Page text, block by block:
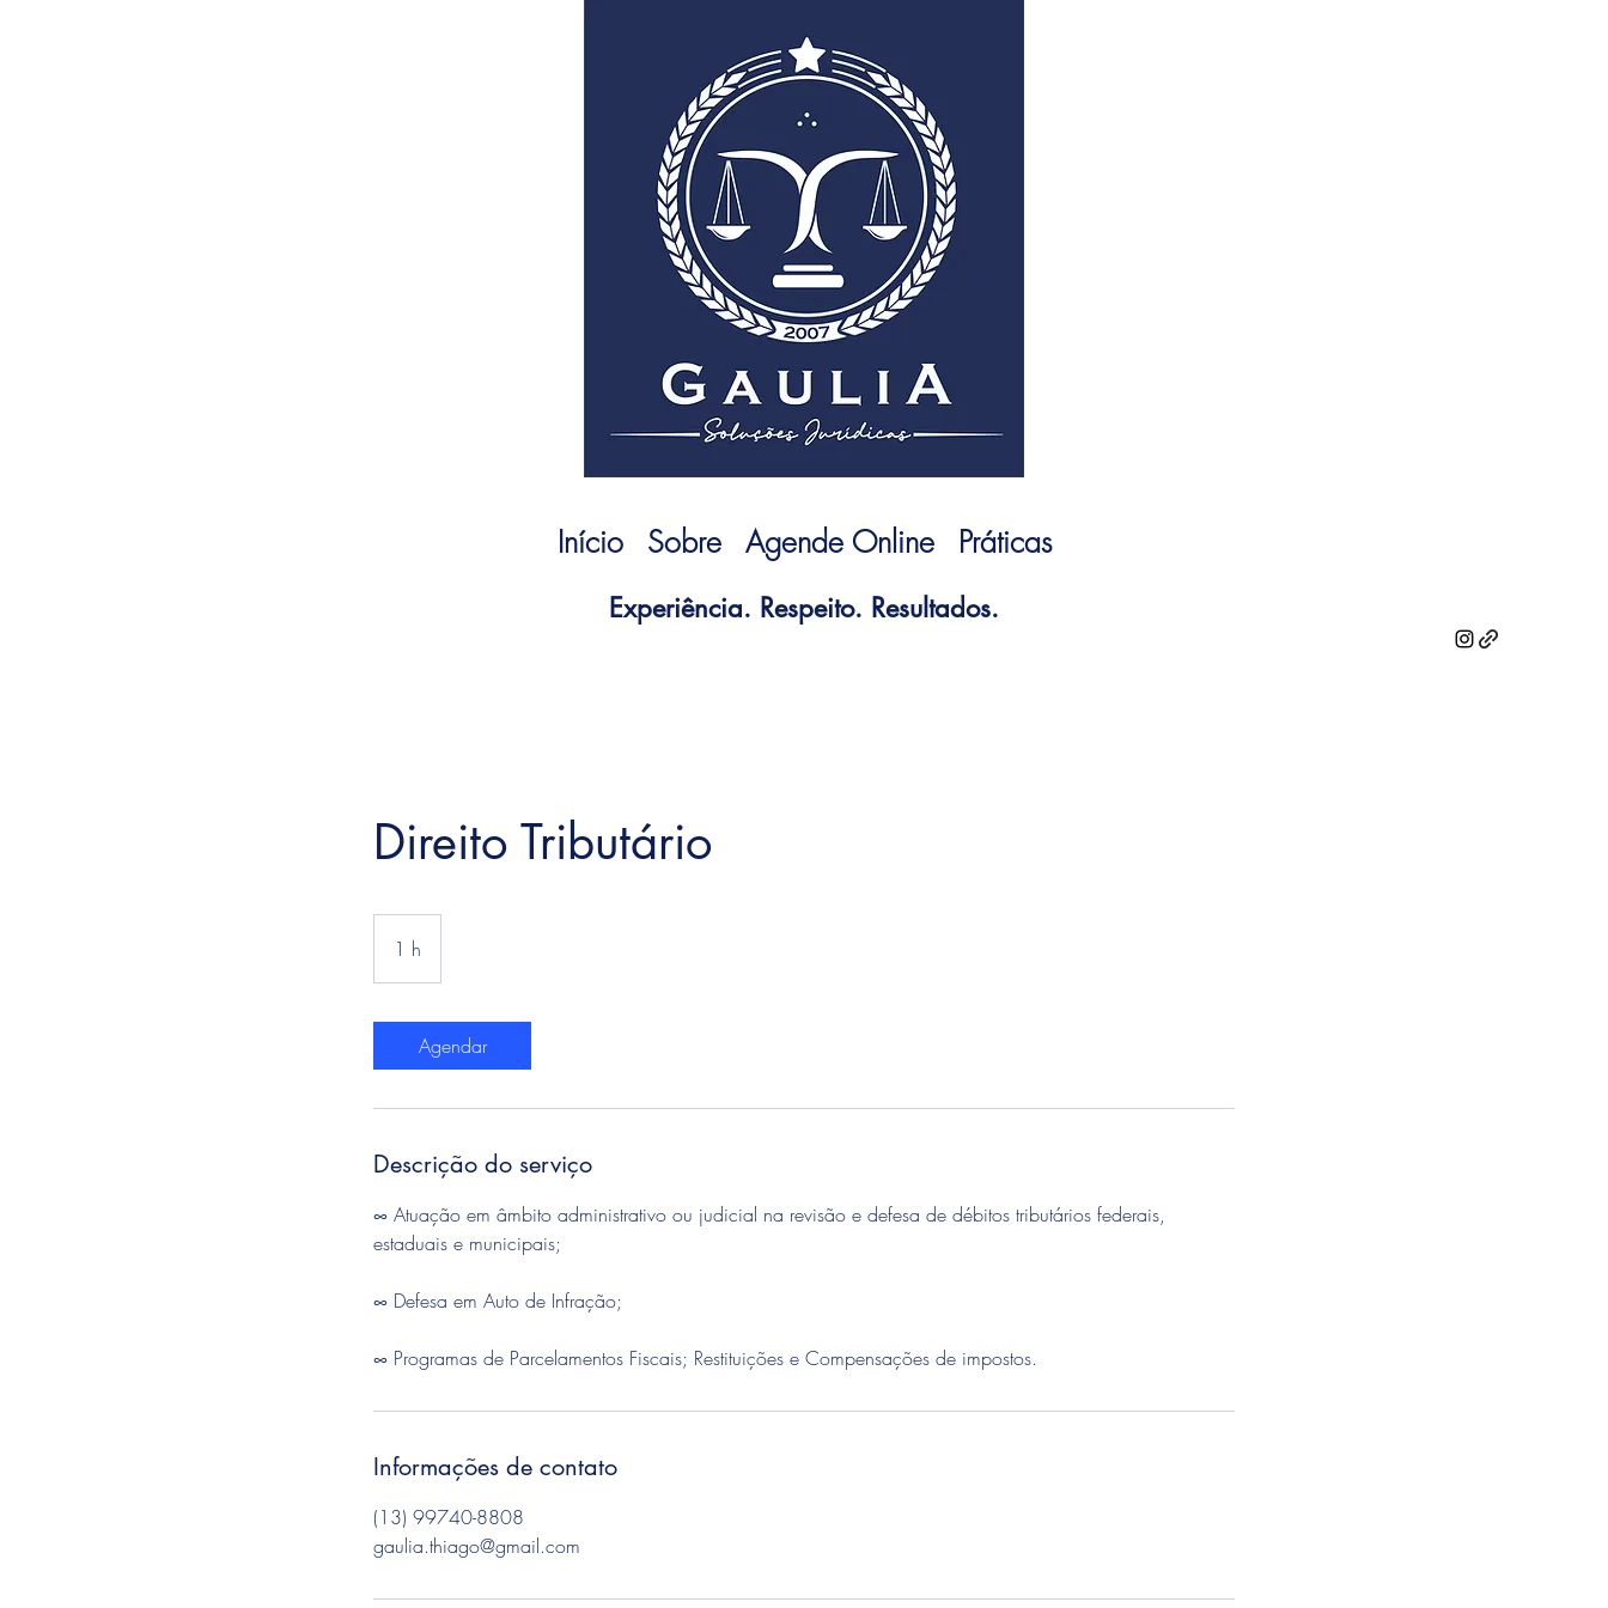
Experiência. Respeito. Resultados.
Início Sobre Agende Online Práticas
Direito Tributário
1 h
Agendar
Descrição do serviço
∞ Atuação em âmbito administrativo ou judicial na revisão e defesa de débitos tributários federais,
estaduais e municipais;
∞ Defesa em Auto de Infração;
∞ Programas de Parcelamentos Fiscais; Restituições e Compensações de impostos.
Informações de contato
(13) 99740-8808
gaulia.thiago@gmail.com